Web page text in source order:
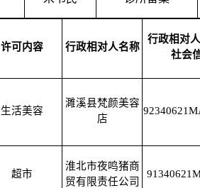
许可内容 行政相对人名称
行政相对
社会
生活美容
濉溪县梵颜美容
店
超市
淮北市夜鸣猪商
贸有限责任公司